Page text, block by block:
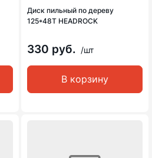
Диск пильный по дереву
125*48Т HEADROCK
330 руб. /шт
В корзину